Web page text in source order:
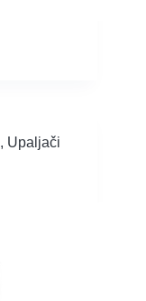
, Upaljači